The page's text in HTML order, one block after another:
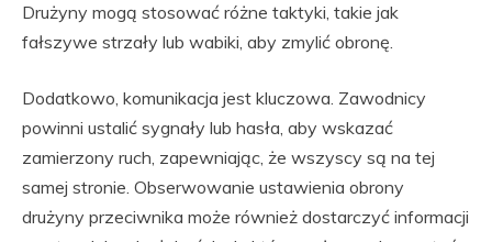
Drużyny mogą stosować różne taktyki, takie jak
fałszywe strzały lub wabiki, aby zmylić obronę.
Dodatkowo, komunikacja jest kluczowa. Zawodnicy
powinni ustalić sygnały lub hasła, aby wskazać
zamierzony ruch, zapewniając, że wszyscy są na tej
samej stronie. Obserwowanie ustawienia obrony
drużyny przeciwnika może również dostarczyć informacji